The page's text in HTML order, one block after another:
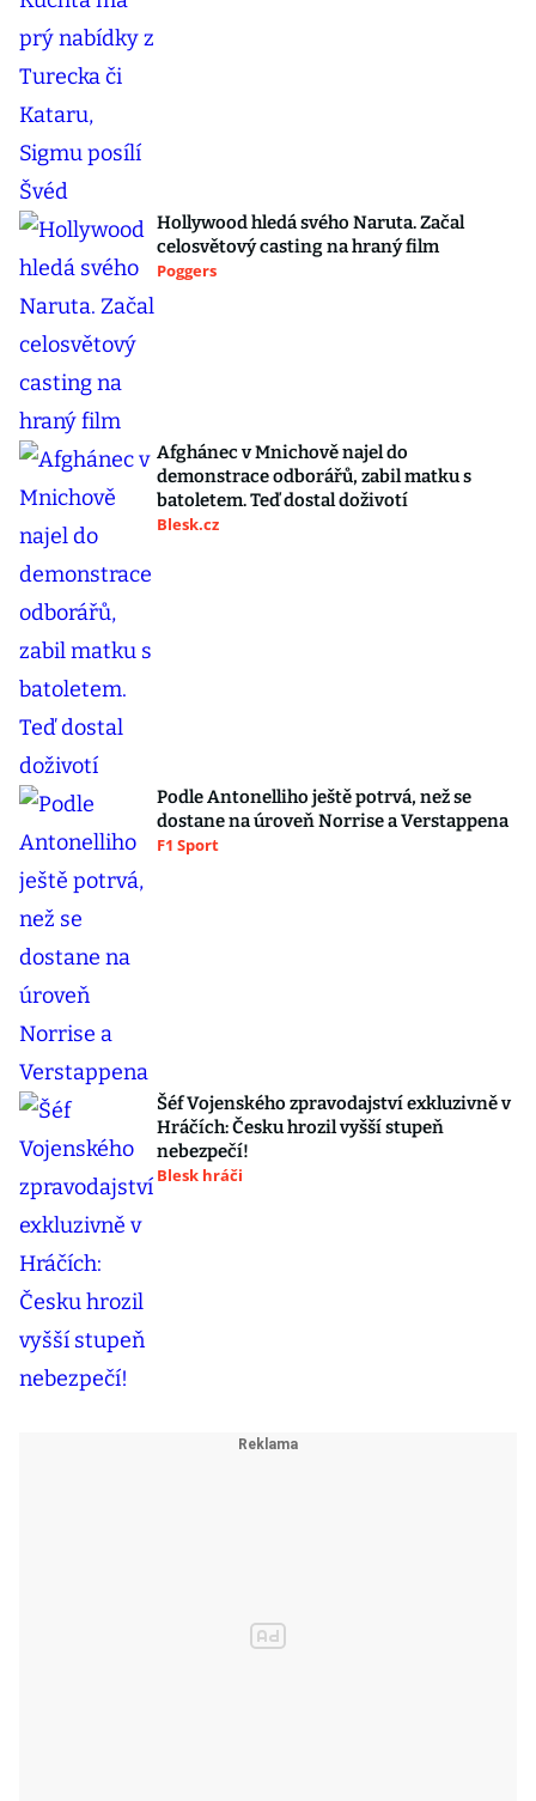
Hollywood hledá svého Naruta. Začal
celosvětový casting na hraný film
Poggers
Afghánec v Mnichově najel do
demonstrace odborářů, zabil matku s
batoletem. Teď dostal doživotí
Blesk.cz
Podle Antonelliho ještě potrvá, než se
dostane na úroveň Norrise a Verstappena
F1 Sport
Šéf Vojenského zpravodajství exkluzivně v
Hráčích: Česku hrozil vyšší stupeň
nebezpečí!
Blesk hráči